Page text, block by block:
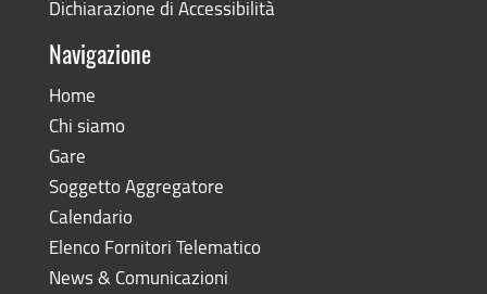
Dichiarazione di Accessibilità
Navigazione
Home
Chi siamo
Gare
Soggetto Aggregatore
Calendario
Elenco Fornitori Telematico
News & Comunicazioni